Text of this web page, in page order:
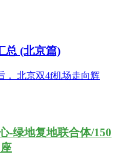
总 (北京篇)
， 北京双4f机场走向辉
-绿地复地联合体/150